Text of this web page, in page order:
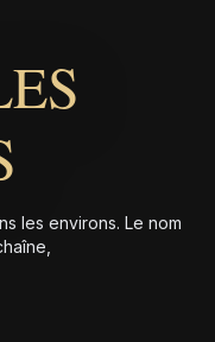
les environs. Le nom